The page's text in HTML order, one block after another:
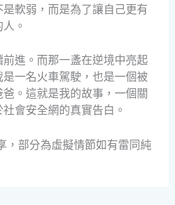
軟弱，而是為了讓自己更有
。
進。而那一盞在逆境中亮起
一名火車駕駛，也是一個被
。這就是我的故事，一個關
會安全網的真實告白。
，部分為虛擬情節如有雷同純